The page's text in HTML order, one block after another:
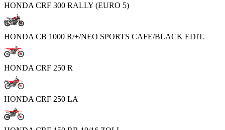
HONDA CRF 300 RALLY (EURO 5)
HONDA CB 1000 R/+/NEO SPORTS CAFE/BLACK EDIT.
HONDA CRF 250 R
HONDA CRF 250 LA